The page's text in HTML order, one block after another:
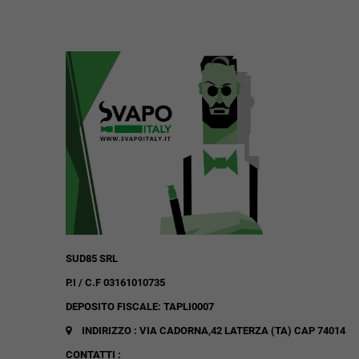
SUD85 SRL
P.I / C.F 03161010735
DEPOSITO FISCALE: TAPLI0007
INDIRIZZO : VIA CADORNA,42 LATERZA (TA) CAP 74014
CONTATTI :